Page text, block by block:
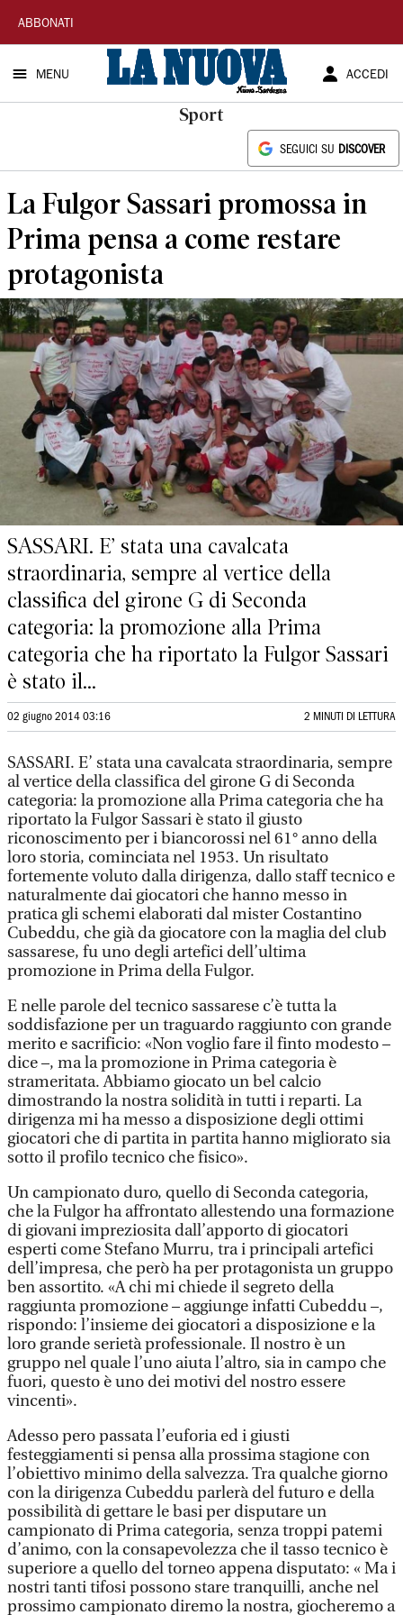
La
Nuova
Sardegna
ABBONATI
MENU ACCEDI
Sport
SEGUICI SU DISCOVER
La Fulgor Sassari promossa in
Prima pensa a come restare
protagonista
SASSARI. E’ stata una cavalcata
straordinaria, sempre al vertice della
classifica del girone G di Seconda
categoria: la promozione alla Prima
categoria che ha riportato la Fulgor Sassari
è stato il...
02 giugno 2014 03:16 2 MINUTI DI LETTURA
SASSARI. E’ stata una cavalcata straordinaria, sempre
al vertice della classifica del girone G di Seconda
categoria: la promozione alla Prima categoria che ha
riportato la Fulgor Sassari è stato il giusto
riconoscimento per i biancorossi nel 61° anno della
loro storia, cominciata nel 1953. Un risultato
fortemente voluto dalla dirigenza, dallo staff tecnico e
naturalmente dai giocatori che hanno messo in
pratica gli schemi elaborati dal mister Costantino
Cubeddu, che già da giocatore con la maglia del club
sassarese, fu uno degli artefici dell’ultima
promozione in Prima della Fulgor.
E nelle parole del tecnico sassarese c’è tutta la
soddisfazione per un traguardo raggiunto con grande
merito e sacrificio: «Non voglio fare il finto modesto –
dice –, ma la promozione in Prima categoria è
strameritata. Abbiamo giocato un bel calcio
dimostrando la nostra solidità in tutti i reparti. La
dirigenza mi ha messo a disposizione degli ottimi
giocatori che di partita in partita hanno migliorato sia
sotto il profilo tecnico che fisico».
Un campionato duro, quello di Seconda categoria,
che la Fulgor ha affrontato allestendo una formazione
di giovani impreziosita dall’apporto di giocatori
esperti come Stefano Murru, tra i principali artefici
dell’impresa, che però ha per protagonista un gruppo
ben assortito. «A chi mi chiede il segreto della
raggiunta promozione – aggiunge infatti Cubeddu –,
rispondo: l’insieme dei giocatori a disposizione e la
loro grande serietà professionale. Il nostro è un
gruppo nel quale l’uno aiuta l’altro, sia in campo che
fuori, questo è uno dei motivi del nostro essere
vincenti».
Adesso pero passata l’euforia ed i giusti
festeggiamenti si pensa alla prossima stagione con
l’obiettivo minimo della salvezza. Tra qualche giorno
con la dirigenza Cubeddu parlerà del futuro e della
possibilità di gettare le basi per disputare un
campionato di Prima categoria, senza troppi patemi
d’animo, con la consapevolezza che il tasso tecnico è
superiore a quello del torneo appena disputato: « Ma i
nostri tanti tifosi possono stare tranquilli, anche nel
prossimo campionato diremo la nostra, giocheremo a